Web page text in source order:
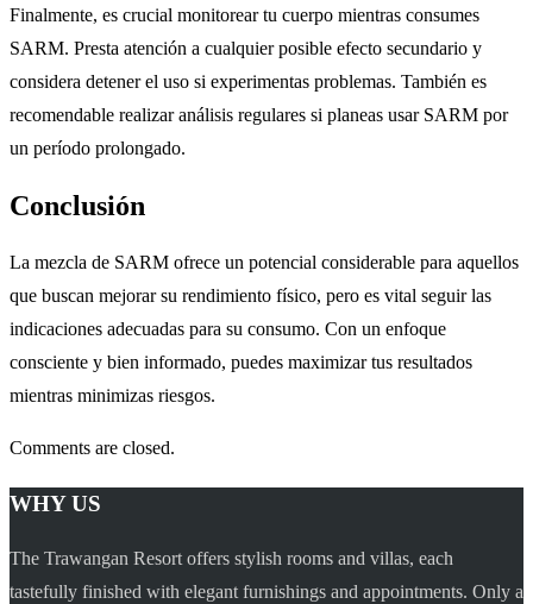
Finalmente, es crucial monitorear tu cuerpo mientras consumes
SARM. Presta atención a cualquier posible efecto secundario y
considera detener el uso si experimentas problemas. También es
recomendable realizar análisis regulares si planeas usar SARM por
un período prolongado.
Conclusión
La mezcla de SARM ofrece un potencial considerable para aquellos
que buscan mejorar su rendimiento físico, pero es vital seguir las
indicaciones adecuadas para su consumo. Con un enfoque
consciente y bien informado, puedes maximizar tus resultados
mientras minimizas riesgos.
Comments are closed.
WHY US
The Trawangan Resort offers stylish rooms and villas, each
tastefully finished with elegant furnishings and appointments. Only a